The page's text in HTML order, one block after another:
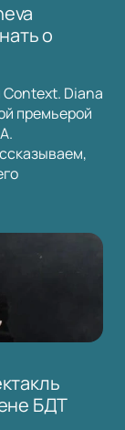
о
Diana
премьерой
БДТ